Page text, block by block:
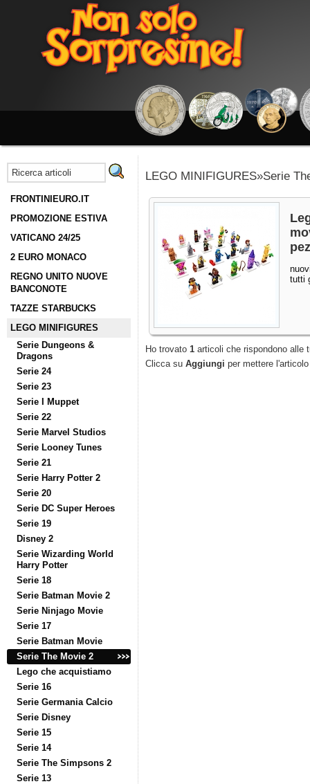
FRONTINIEURO.IT
PROMOZIONE ESTIVA
VATICANO 24/25
2 EURO MONACO
REGNO UNITO NUOVE
BANCONOTE
TAZZE STARBUCKS
LEGO MINIFIGURES
Serie Dungeons &
Dragons
Serie 24
Serie 23
Serie I Muppet
Serie 22
Serie Marvel Studios
Serie Looney Tunes
Serie 21
Serie Harry Potter 2
Serie 20
Serie DC Super Heroes
Serie 19
Disney 2
Serie Wizarding World
Harry Potter
Serie 18
Serie Batman Movie 2
Serie Ninjago Movie
Serie 17
Serie Batman Movie
Serie The Movie 2
Lego che acquistiamo
Serie 16
Serie Germania Calcio
Serie Disney
Serie 15
Serie 14
Serie The Simpsons 2
Serie 13
LEGO MINIFIGURES»Serie
tutti
Ho trovato 1 articoli che rispondono alle
Clicca su Aggiungi per mettere